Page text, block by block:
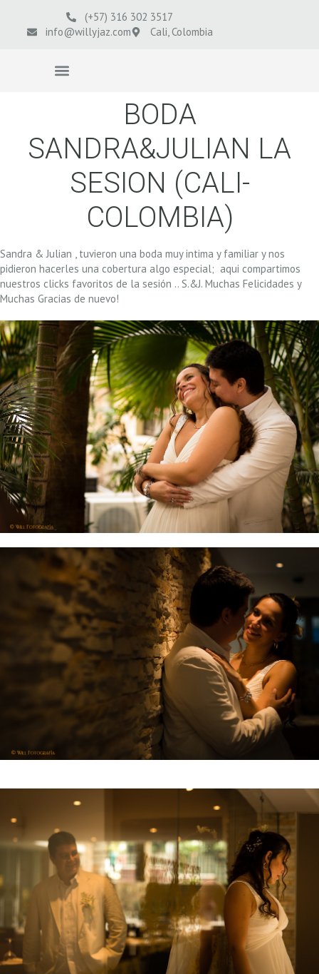
(+57) 316 302 3517
info@willyjaz.com
Cali, Colombia
BODA
SANDRA&JULIAN LA
SESION (CALI-
COLOMBIA)
Sandra & Julian , tuvieron una boda muy intima y familiar y nos
pidieron hacerles una cobertura algo especial; aqui compartimos
nuestros clicks favoritos de la sesión .. S.&J. Muchas Felicidades y
Muchas Gracias de nuevo!